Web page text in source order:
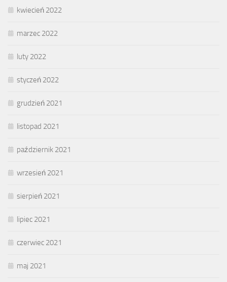
kwiecień 2022
marzec 2022
luty 2022
styczeń 2022
grudzień 2021
listopad 2021
październik 2021
wrzesień 2021
sierpień 2021
lipiec 2021
czerwiec 2021
maj 2021